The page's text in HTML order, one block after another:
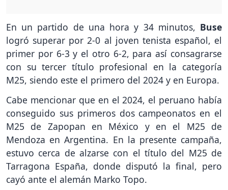
En un partido de una hora y 34 minutos, Buse
logró superar por 2-0 al joven tenista español, el
primer por 6-3 y el otro 6-2, para así consagrarse
con su tercer título profesional en la categoría
M25, siendo este el primero del 2024 y en Europa.
Cabe mencionar que en el 2024, el peruano había
conseguido sus primeros dos campeonatos en el
M25 de Zapopan en México y en el M25 de
Mendoza en Argentina. En la presente campaña,
estuvo cerca de alzarse con el título del M25 de
Tarragona España, donde disputó la final, pero
cayó ante el alemán Marko Topo.